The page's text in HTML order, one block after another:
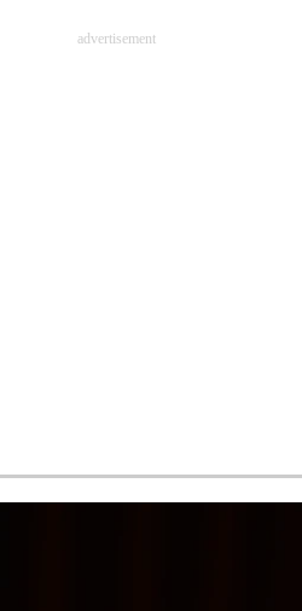
advertisement